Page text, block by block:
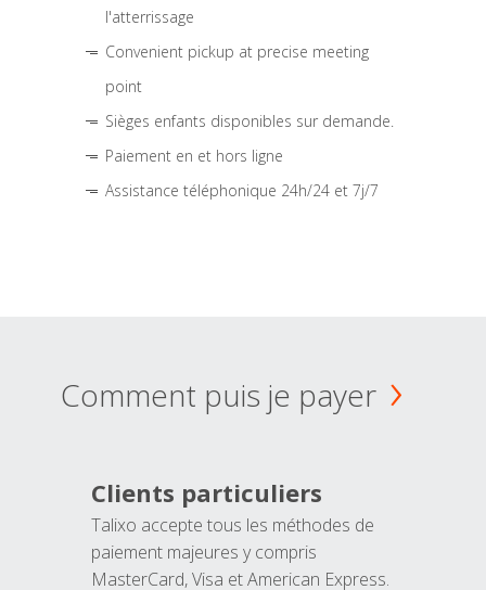
l'atterrissage
Convenient pickup at precise meeting
point
Sièges enfants disponibles sur demande.
Paiement en et hors ligne
Assistance téléphonique 24h/24 et 7j/7
Comment puis je payer
Clients particuliers
Talixo accepte tous les méthodes de
paiement majeures y compris
MasterCard, Visa et American Express.